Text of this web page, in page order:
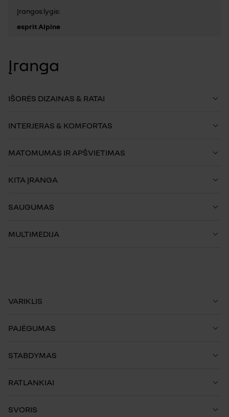
Įrangos lygis:
esprit Alpine
Įranga
IŠORĖS DIZAINAS & RATAI
INTERJERAS & KOMFORTAS
MATOMUMAS IR APŠVIETIMAS
KITA ĮRANGA
SAUGUMAS
MULTIMEDIJA
VARIKLIS
PAJĖGUMAS
STABDYMAS
RATLANKIAI
SVORIS